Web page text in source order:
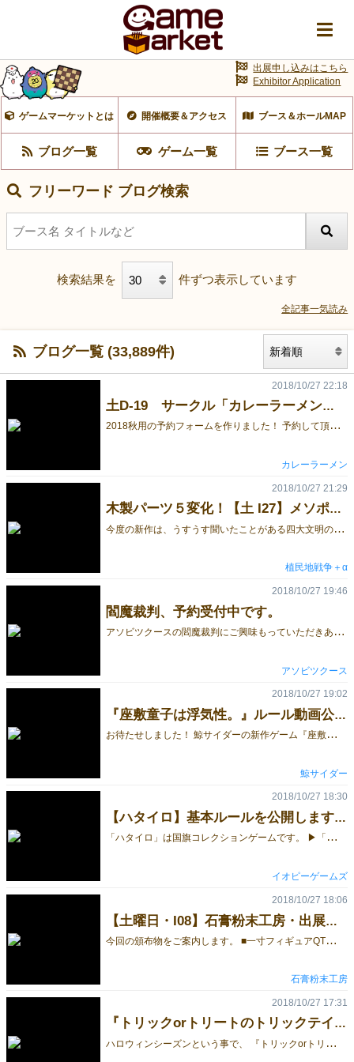
ゲームマーケットとは 開催概要＆アクセス ブース＆ホールMAP
ブログ一覧 ゲーム一覧 ブース一覧
出展申し込みはこちら
Exhibitor Application
フリーワード ブログ検索
検索結果を 件ずつ表示しています
全記事一気読み
ブログ一覧 (33,889件)
土D-19 サークル「カレーラーメン」の予約フォーム作りました！
2
018秋用の予約フォームを作りました！ 予約して頂ける方は下記の予約フォームから入力をお願いします。 メールアドレスは携帯メールだと当日確認できて便利です。 また、当日は入力した名前と予約確認番号を忘れないようお願いします。 予約フォーム↓ https://goo.gl/forms/XeTThGneibe5NYwg2
2018/10/27 22:18
カレーラーメン
木製パーツ５変化！【土 I27】メソポタミアの扉
今
度の新作は、うすうす聞いたことがある四大文明の１つメソポタミアを舞台として、 ５つの様々なゲームが遊べちゃう木製ボードゲームです。 遊ぶ人数・時間や、プレイヤーの趣向に合わせて遊ぶゲームがセレクト出来ちゃうのです！ メソポタミアの扉は、下記のそれぞれをクリックすることでゲームの内容が表示されます。 バランスゲームからパズルゲーム、戦略が活きるゲーム等、同じ木製パーツを色々変化させて遊べますので、是非お気に入りを見つけて楽しんで下さいね！ シュメールの遺丘 ウルとウルク ヒッタイトの戦車 バビロンの聖塔 ペルセポリス宮殿 実はWebにも新たなルールを掲載していたりしますので、ホームページをご覧ください。 ■メソポタミアの扉ホームページ
2018/10/27 21:29
植民地戦争＋α
閻魔裁判、予約受付中です。
ア
ソビツクースの閻魔裁判にご興味もっていただきありがとうございます。 プレイヤーは死にました。 閻魔様の裁判で、生前の善行の数々を訴えなくてはなりません。 賽の河原で石を積みながら、善行を思い出していきます。 石を積んで、記憶魂（リソース）をためて、善行を集め、徳を積みましょう。 積みアクション＆拡大・再生産ゲームです。 満点を獲得した暁には、解脱も超越した飼い猫に生まれ変わります。 お取り置き予約はこちらから！ お渡しは、11月24(土) ゲームマーケット2018秋 ブース番号E56にて。 予約受付期間は、11月22日(木)までとなります。 当日は、14時までのお取り置きとなります。 事情により14時までにお引き取りに来られない事情がございましたら、フォームにご入力ください。 This is the reservation form of the new game "Last Judgement". AsobyTukoos distributes to Game Market Tokyo 2018 autumn. Booth : AsobyTukoos (E56) Date : Sat Nov 24, 2018 * precaution - Reception of reservation is until November 22. - November 24, after 14 o'clock, reservation is canceled. - When informing of something, to asobytukoos@gmail.com please. Reservation Form
2018/10/27 19:46
アソビツクース
『座敷童子は浮気性。』ルール動画公開☆
お
待たせしました！ 鯨サイダーの新作ゲーム『座敷童子は浮気性。』のルール動画をyoutubeにアップしました☆彡 今回は取り急ぎ2人プレー用として動画を作成していますが、最大4人までプレー可能です！ ※4人プレーの場合でも、ルールは大幅に変わらず手札のカードやトークンの数が変わってきます※ まずはどんなゲームなのかチェックしてみてください！ https://www.youtube.com/watch?v=wSZ2GRAvjjA 予約は以下のサイトより承っています！ ご予約お待ちしております( *´艸｀) ↓↓↓↓↓↓↓↓↓↓↓↓↓↓↓↓↓↓↓↓↓↓↓↓↓↓↓↓↓↓↓↓ https://form.os7.biz/f/3e0cfca5/ ↑↑↑↑↑↑↑↑↑↑↑↑↑↑↑↑↑↑↑↑↑↑↑↑↑↑↑↑↑↑↑↑
2018/10/27 19:02
鯨サイダー
【ハタイロ】基本ルールを公開します！
「
ハタイロ」は国旗コレクションゲームです。 ▶「ハタイロ」のゲーム紹介ページはこちら ▶「ハタイロ」テストプレイのご感想はこちら ▶予約ページはこちら 今回は「ハタイロ」の基本ルールを公開します。 基本ルールは拡大再生産で国旗を集め、セットコレクションでパズルする、そんなゲームです。
2018/10/27 18:30
イオピーゲームズ
【土曜日・I08】石膏粉末工房・出展情報
今
回の頒布物をご案内します。 ■一寸フィギュアQT（1個400円） 3Dプリンタで作ったミニチュア「一寸フィギュア」の新作です。写真は「緑」ですが、現在他の色も準備中です。 11/14追記：準備できました。全5色です。 頒布物は無彩色単色ですが、下の写真のように彩色が可能です。 因みに彩色に使った塗料は、基本塗装にアクリルガッシュ（ターナー、ぺんてる）やシタデルカラー（ゲームズワークショップ）、墨入れにコピック（Too）、ハイライトの強調にウェザリングマスター（タミヤ）です。 台座は別パーツになっているので、少しだけですが持ち運ぶときの容積を節約できます。台座とフィギュア本体の固定方法は簡単で、フィギュア底面の突起を台座中央の穴に「差し込んで、ひねる」だけです。ひねる方向はどちらでも構いません。これで両者の摩擦によってしっかり固定されます。逆向きにひねれば簡単に再分解できます。 台座の直径は24mm。D&DやPFなどの1インチマスにぴったり合う大きさです。 ■ボードゲーム「タテヨコトッパ！ ver. 1.5（500円）」 対戦型の2人用ボードゲームです。上記リンク先でも解説しています。春に頒布したものの改良版です。 プレイの様子（YouTube） ■完全折り畳みダイスタワーβ版改（3000円） 展開と折り畳みの様子（YouTube） 展開と折り畳みの様子（Twitter） 春に頒布した「完全折り畳みダイスタワーβ版」の改良版です。各部にストッパーを設けて、一定以上開かなくしました。これにより強度が増しました。 ■ダイス（1個300円） 16mmの6面ダイスです。一見珍妙なデザインですが、図柄の中で数字が強調されている、文字の数が出目になっているなど、ちゃんと普通の6面ダイスとして使えるものばかりです。 ■一寸フィギュアL（1個300円） 3Dプリンタで作ったミニチュアです。本来は単色ですが、写真のように模型用水性アクリル塗料（シタデルカラー、アクリルガッシュなど）で彩色できます。もちろん色を塗らずにそのまま使うこともできます。 今回は新作もあります。 11/14追記：全5色です。 写真左から「ゴブリン」「ゴブリンアーチャー」「ゴブリンシャーマン」です。アーチャーでもシャーマンでもない普通のゴブリンは従来からありましたが、以下の点を変更しています。 台座の直径を18mmから24mmにしました。D&DやPFなどの1インチマスに合う大きさです。 装備を貧弱にしました。即ち兜と盾を無くし、パンツも腰布に変えました。 ペイント映えするように、体の凹凸を強調し、腰布にも皺を追加しました。 顔付きをにくたらしいものに変えました。 11/14追記：軽くて丈夫なので、多少雑に扱っても大丈夫です。 また、これも例によってアクリルガッシュなどで彩色できます。 前述のように皺などのディテールに凝っているので、墨入れとハイライト処理をすると見違えます。
2018/10/27 18:06
石膏粉末工房
『トリックorトリートのトリックテイキング♪』(250円)好評発売中～☆
ハ
ロウィンシーズンという事で、 『トリックorトリートのトリックテイキング♪』(２～４人 １０～１５分)の宣伝です♪＼(＾＾) ハロウィンの夜の子供達のお菓子争奪戦を題材とした トリックテイキング(ラウンド制カードゲーム)です♪(＾＾) ・作品紹介 ・ルール紹介(物語とマッチしていて覚えやすいルールです♪) ・実際のルール トリックテイキングとしては、 マストフォローなどのルールがないのが、 珍しい作品かもしれません♪(＾＾；) また、スタートプレイヤーでなく、 エンドプレイヤーの奪い合いになるのも 面白いところです♪＼(＾Ｕ＾) (シーズン的にも)すぐに入手したい場合は、 以下のサイトで販売しています♪(250円＋送料140円=390円です♪) ・あんちっくサイトの[カードゲーム]ページの[C15]の商品（複数購入はこちらがお得♪) ・Ｂｏｏｔｈ(同人作品販売サイト)（『トリックorトリート(以下略)』の販売ページ♪) もちろん、ゲムマ2018秋にも持って行きます♪(＾＾) まぁハロウィンは終了してしまっているとも言えますが…＼(＾ワ＾；) ・お品書き (詳細情報：ゲムマ記事) ・ブース場所(Ｃ０５－０６)
2018/10/27 17:31